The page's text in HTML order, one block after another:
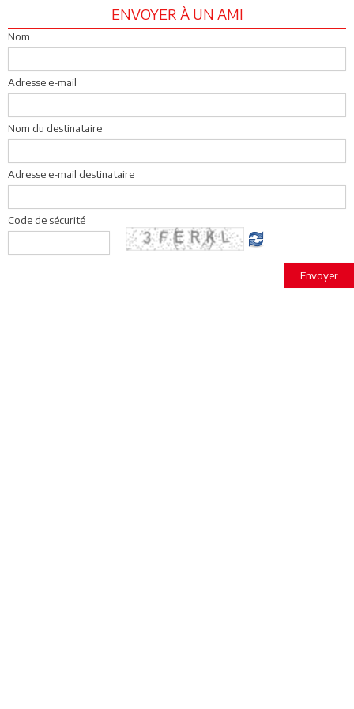
ENVOYER À UN AMI
Nom
Adresse e-mail
Nom du destinataire
Adresse e-mail destinataire
Code de sécurité
Envoyer